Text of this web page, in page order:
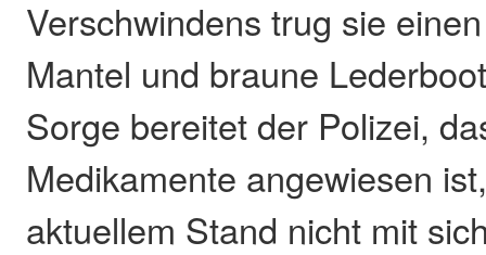
Verschwindens trug sie
Mantel und braune
Sorge bereitet der Polizei,
Medikamente angewiesen
aktuellem Stand nicht mit